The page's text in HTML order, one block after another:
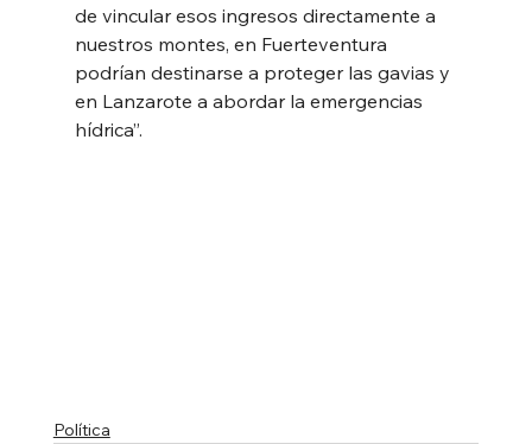
de vincular esos ingresos directamente a
nuestros montes, en Fuerteventura
podrían destinarse a proteger las gavias y
en Lanzarote a abordar la emergencias
hídrica”.
Política